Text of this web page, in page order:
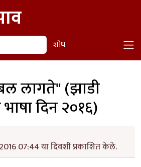
शोध
लागते" (झाडी
दिन २०१६)
07:44 या दिवशी प्रकाशित केले.